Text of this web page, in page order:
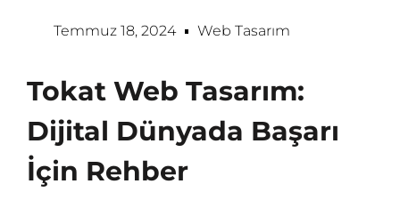
Temmuz 18, 2024 Web Tasarım
Tokat Web Tasarım:
Dijital Dünyada Başarı
İçin Rehber